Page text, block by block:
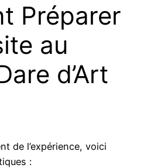
Préparer
au
d’Art
de l’expérience, voici
: